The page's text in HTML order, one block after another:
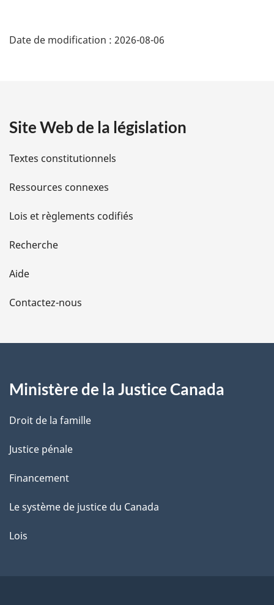
é
i
l
s
d
e
l
a
e
Date de modification : 2026-08-06
Site Web de la législation
Textes constitutionnels
Ressources connexes
Lois et règlements codifiés
Recherche
Aide
Contactez-nous
Ministère de la Justice Canada
Droit de la famille
Justice pénale
Financement
Le système de justice du Canada
Lois